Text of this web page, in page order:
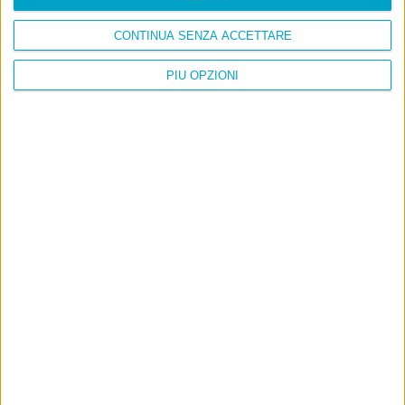
PIÙ OPZIONI
CONTINUA SENZA ACCETTARE